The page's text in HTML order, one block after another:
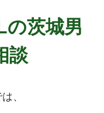
茨城男
談
、